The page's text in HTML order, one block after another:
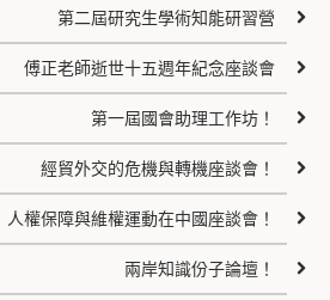
第二屆研究生學術知能研習營
傅正老師逝世十五週年紀念座談會
第一屆國會助理工作坊！
經貿外交的危機與轉機座談會！
人權保障與維權運動在中國座談會！
兩岸知識份子論壇！